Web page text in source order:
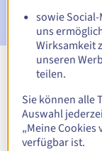
sowie
uns
Wirksamkeit
unseren
teilen.
Sie können alle
Auswahl
„Meine
verfügbar ist.